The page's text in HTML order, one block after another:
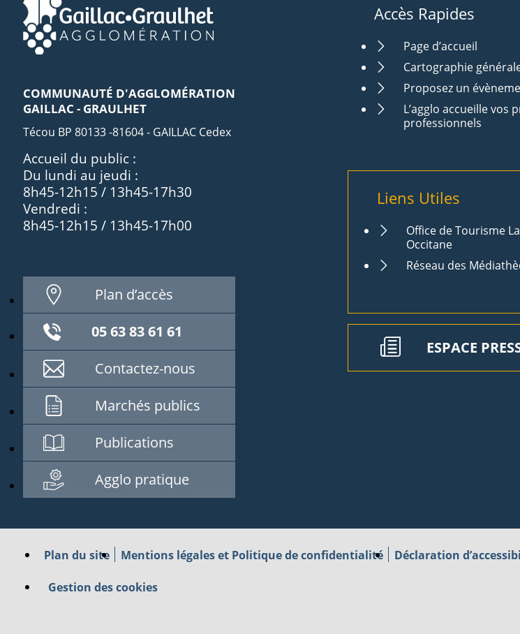
COMMUNAUTÉ D'AGGLOMÉRATION
GAILLAC - GRAULHET
Técou BP 80133 -81604 - GAILLAC Cedex
Accueil du public :
Du lundi au jeudi :
8h45-12h15 / 13h45-17h30
Vendredi :
8h45-12h15 / 13h45-17h00
Plan d’accès
05 63 83 61 61
Contactez-nous
Marchés publics
Publications
Agglo pratique
Accès Rapides
Page d’accueil
Cartographie
Proposez un
L’agglo accueille vos
professionnels
Liens Utiles
Office de Tourisme
Occitane
Réseau des
ESPACE
Plan du site Mentions légales et Politique de confidentialité Déclaration
Gestion des cookies